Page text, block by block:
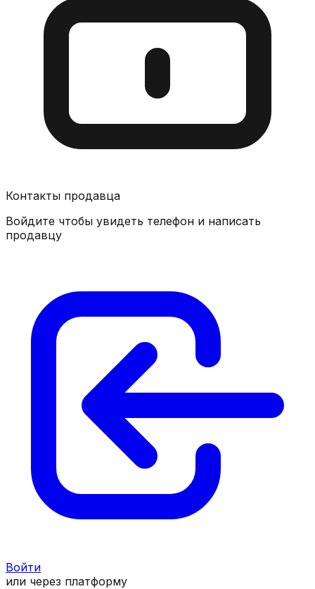
Контакты продавца
Войдите чтобы увидеть телефон и написать
продавцу
Войти
или через платформу